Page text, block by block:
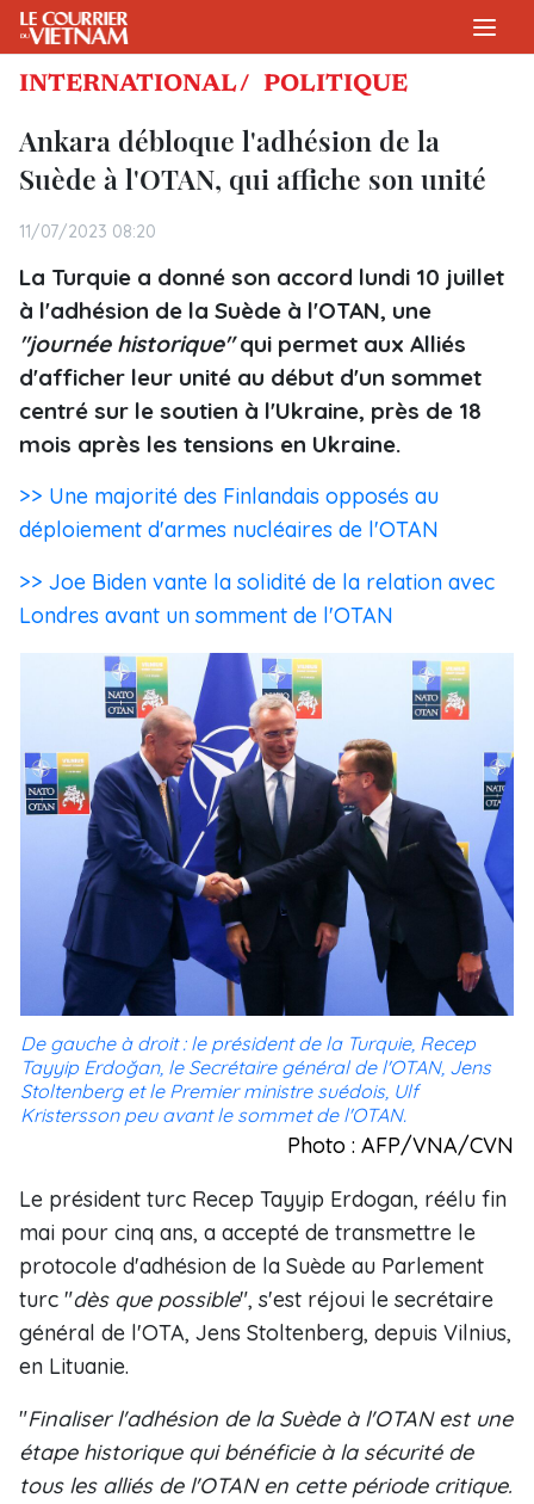
INTERNATIONAL / POLITIQUE
Ankara débloque l'adhésion de la
Suède à l'OTAN, qui affiche son unité
11/07/2023 08:20
La Turquie a donné son accord lundi 10 juillet
à l'adhésion de la Suède à l'OTAN, une
"journée historique"qui permet aux Alliés
d'afficher leur unité au début d'un sommet
centré sur le soutien à l'Ukraine, près de 18
mois après les tensions en Ukraine.
>> Une majorité des Finlandais opposés au
déploiement d'armes nucléaires de l'OTAN
>> Joe Biden vante la solidité de la relation avec
Londres avant un somment de l'OTAN
De gauche à droit : le président de la Turquie, Recep
Tayyip Erdoğan, le Secrétaire général de l'OTAN, Jens
Stoltenberg et le Premier ministre suédois, Ulf
Kristersson peu avant le sommet de l'OTAN.
Photo : AFP/VNA/CVN
Le président turc Recep Tayyip Erdogan, réélu fin
mai pour cinq ans, a accepté de transmettre le
protocole d'adhésion de la Suède au Parlement
turc "dès que possible", s'est réjoui le secrétaire
général de l'OTA, Jens Stoltenberg, depuis Vilnius,
en Lituanie.
"Finaliser l'adhésion de la Suède à l'OTAN est une
étape historique qui bénéficie à la sécurité de
tous les alliés de l'OTAN en cette période critique.